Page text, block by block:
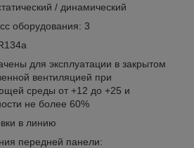
/ динамический
оборудования: 3
для эксплуатации в закрытом
вентиляцией при
среды от +12 до +25 и
не более 60%
в линию
передней панели: